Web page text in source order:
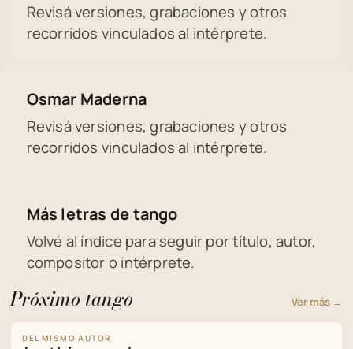
Revisá versiones, grabaciones y otros
recorridos vinculados al intérprete.
Osmar Maderna
Revisá versiones, grabaciones y otros
recorridos vinculados al intérprete.
Más letras de tango
Volvé al índice para seguir por título, autor,
compositor o intérprete.
Próximo tango Ver más →
DEL MISMO AUTOR